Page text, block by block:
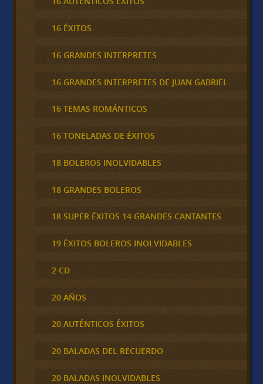
16 ÉXITOS
16 GRANDES INTERPRETES
16 GRANDES INTERPRETES DE JUAN GABRIEL
16 TEMAS ROMÁNTICOS
16 TONELADAS DE ÉXITOS
18 BOLEROS INOLVIDABLES
18 GRANDES BOLEROS
18 SUPER ÉXITOS 14 GRANDES CANTANTES
19 ÉXITOS BOLEROS INOLVIDABLES
2 CD
20 AÑOS
20 AUTÉNTICOS ÉXITOS
20 BALADAS DEL RECUERDO
20 BALADAS INOLVIDABLES